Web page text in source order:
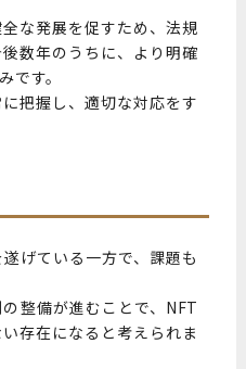
な発展を促すため、法規
数年のうちに、より明確
です。
把握し、適切な対応をす
げている一方で、課題も
整備が進むことで、NFT
存在になると考えられま